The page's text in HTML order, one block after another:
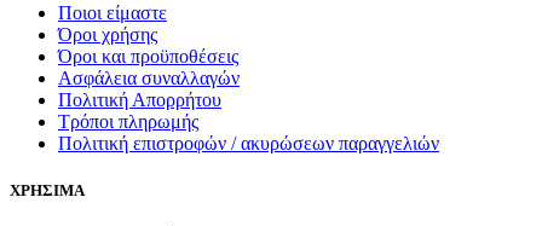
Ποιοι είμαστε
Όροι χρήσης
Όροι και προϋποθέσεις
Ασφάλεια συναλλαγών
Πολιτική Απορρήτου
Τρόποι πληρωμής
Πολιτική επιστροφών / ακυρώσεων παραγγελιών
ΧΡΗΣΙΜΑ